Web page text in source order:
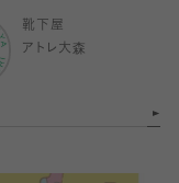
靴下屋
アトレ大森